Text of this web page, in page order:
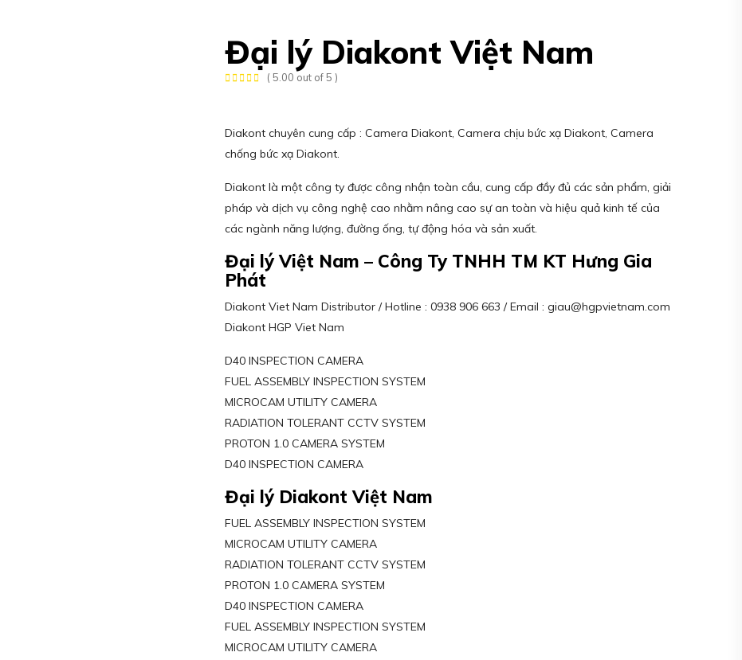
Đại lý Diakont Việt Nam
( 5.00 out of 5 )
Diakont chuyên cung cấp : Camera Diakont, Camera chịu bức xạ Diakont, Camera
chống bức xạ Diakont.
Diakont là một công ty được công nhận toàn cầu, cung cấp đầy đủ các sản phẩm, giải
pháp và dịch vụ công nghệ cao nhằm nâng cao sự an toàn và hiệu quả kinh tế của
các ngành năng lượng, đường ống, tự động hóa và sản xuất.
Đại lý Việt Nam – Công Ty TNHH TM KT Hưng Gia
Phát
Diakont Viet Nam Distributor / Hotline : 0938 906 663 / Email : giau@hgpvietnam.com
Diakont HGP Viet Nam
D40 INSPECTION CAMERA
FUEL ASSEMBLY INSPECTION SYSTEM
MICROCAM UTILITY CAMERA
RADIATION TOLERANT CCTV SYSTEM
PROTON 1.0 CAMERA SYSTEM
D40 INSPECTION CAMERA
Đại lý Diakont Việt Nam
FUEL ASSEMBLY INSPECTION SYSTEM
MICROCAM UTILITY CAMERA
RADIATION TOLERANT CCTV SYSTEM
PROTON 1.0 CAMERA SYSTEM
D40 INSPECTION CAMERA
FUEL ASSEMBLY INSPECTION SYSTEM
MICROCAM UTILITY CAMERA